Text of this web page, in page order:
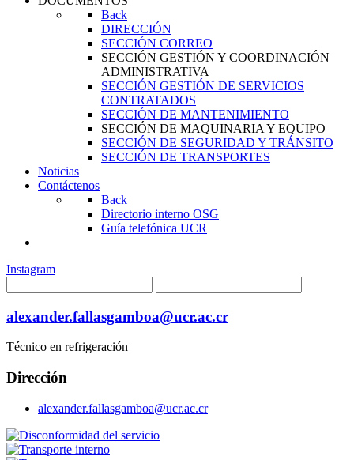
Back
DIRECCIÓN
SECCIÓN CORREO
SECCIÓN GESTIÓN Y COORDINACIÓN
ADMINISTRATIVA
SECCIÓN GESTIÓN DE SERVICIOS
CONTRATADOS
SECCIÓN DE MANTENIMIENTO
SECCIÓN DE MAQUINARIA Y EQUIPO
SECCIÓN DE SEGURIDAD Y TRÁNSITO
SECCIÓN DE TRANSPORTES
Noticias
Contáctenos
Back
Directorio interno OSG
Guía telefónica UCR
Instagram
alexander.fallasgamboa@ucr.ac.cr
Técnico en refrigeración
Dirección
alexander.fallasgamboa@ucr.ac.cr